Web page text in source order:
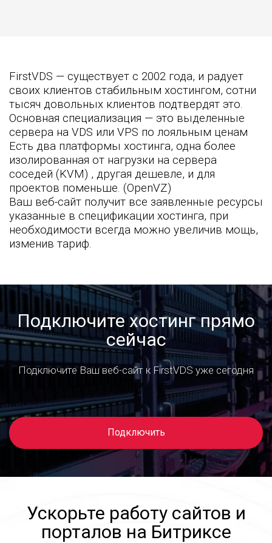
FirstVDS — существует с 2002 года, и радует
своих клиентов стабильным хостингом, сотни
тысяч довольных клиентов подтвердят это.
Основная специализация — это выделенные
сервера на VDS или VPS по лояльным ценам
Есть два платформы хостинга, одна более
изолированная от нагрузки на сервера
соседей (KVM) , другая дешевле, и для
проектов поменьше. (OpenVZ)
Ваш веб-сайт получит все заявленные ресурсы
указанные в спецификации хостинга, при
необходимости всегда можно увеличив мощь,
изменив тариф.
Подключите хостинг прямо
сейчас
Подключите Ваш веб-сайт к FirstVDS уже сегодня
Подключить
Ускорьте работу сайтов и
порталов на Битриксе